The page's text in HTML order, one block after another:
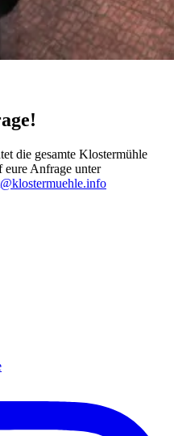
die gesamte Klostermühle
eure Anfrage unter